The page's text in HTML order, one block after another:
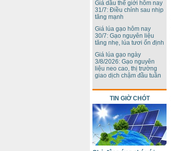
Giá dầu thế giới hôm nay
31/7: Điều chỉnh sau nhịp
tăng mạnh
Giá lúa gạo hôm nay
30/7: Gạo nguyên liệu
tăng nhẹ, lúa tươi ổn định
Giá lúa gạo ngày
3/8/2026: Gạo nguyên
liệu neo cao, thị trường
giao dịch chậm đầu tuần
TIN GIỜ CHÓT